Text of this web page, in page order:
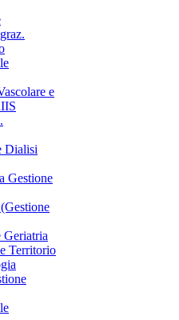
e
Dialisi
Gestione
Geriatria
Territorio